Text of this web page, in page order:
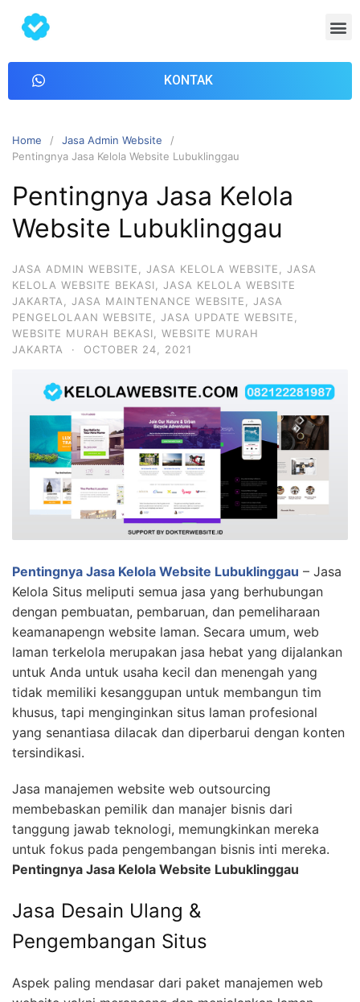
KONTAK
Home
Jasa Admin Website
Pentingnya Jasa Kelola Website Lubuklinggau
Pentingnya Jasa Kelola
Website Lubuklinggau
JASA ADMIN WEBSITE, JASA KELOLA WEBSITE, JASA
KELOLA WEBSITE BEKASI, JASA KELOLA WEBSITE
JAKARTA, JASA MAINTENANCE WEBSITE, JASA
PENGELOLAAN WEBSITE, JASA UPDATE WEBSITE,
WEBSITE MURAH BEKASI, WEBSITE MURAH
JAKARTA
· OCTOBER 24, 2021
Pentingnya Jasa Kelola Website Lubuklinggau – Jasa
Kelola Situs meliputi semua jasa yang berhubungan
dengan pembuatan, pembaruan, dan pemeliharaan
keamanapengn website laman. Secara umum, web
laman terkelola merupakan jasa hebat yang dijalankan
untuk Anda untuk usaha kecil dan menengah yang
tidak memiliki kesanggupan untuk membangun tim
khusus, tapi menginginkan situs laman profesional
yang senantiasa dilacak dan diperbarui dengan konten
tersindikasi.
Jasa manajemen website web outsourcing
membebaskan pemilik dan manajer bisnis dari
tanggung jawab teknologi, memungkinkan mereka
untuk fokus pada pengembangan bisnis inti mereka.
Pentingnya Jasa Kelola Website Lubuklinggau
Jasa Desain Ulang &
Pengembangan Situs
Aspek paling mendasar dari paket manajemen web